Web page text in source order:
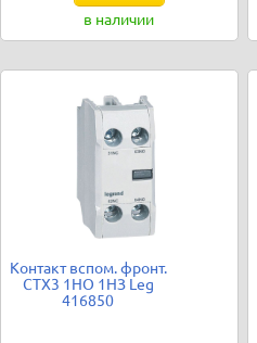
в наличии
Контакт вспом. фронт.
CTX3 1НО 1НЗ Leg
416850